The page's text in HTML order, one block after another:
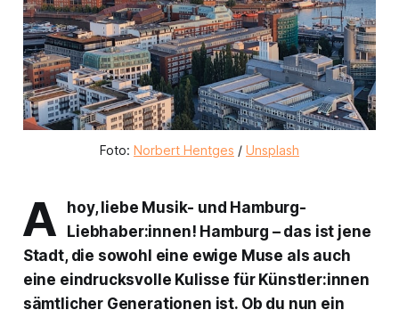
Foto: Norbert Hentges / Unsplash
A
hoy, liebe Musik- und Hamburg-
Liebhaber:innen! Hamburg – das ist jene
Stadt, die sowohl eine ewige Muse als auch
eine eindrucksvolle Kulisse für Künstler:innen
sämtlicher Generationen ist. Ob du nun ein